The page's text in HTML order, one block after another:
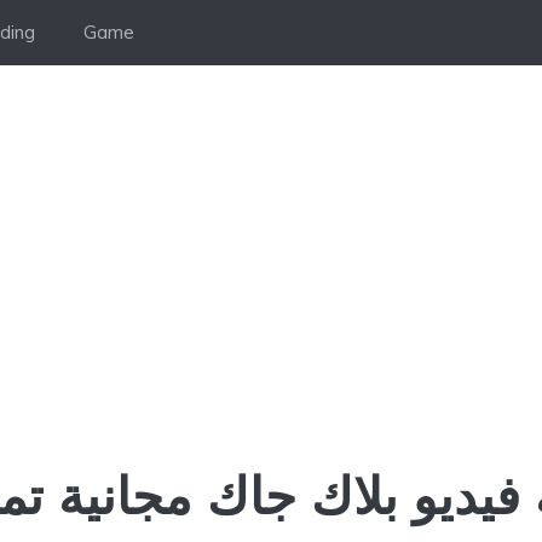
Game
فيديو بلاك جاك مجانية